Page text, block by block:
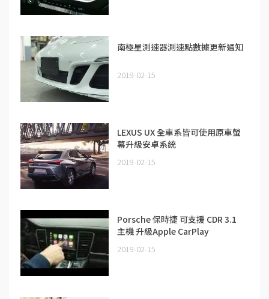
南極星測速器測速點數據更新通知
2019-02-15
LEXUS UX 全車系皆可使用原車螢
幕升級安卓系統
2019-02-15
Porsche 保時捷 可支援 CDR 3.1
主機 升級Apple CarPlay
2019-02-15